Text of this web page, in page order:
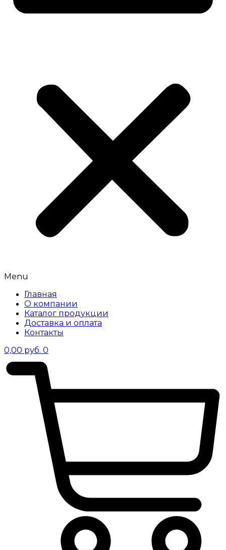
Menu
Главная
О компании
Каталог продукции
Доставка и оплата
Контакты
0,00 руб. 0